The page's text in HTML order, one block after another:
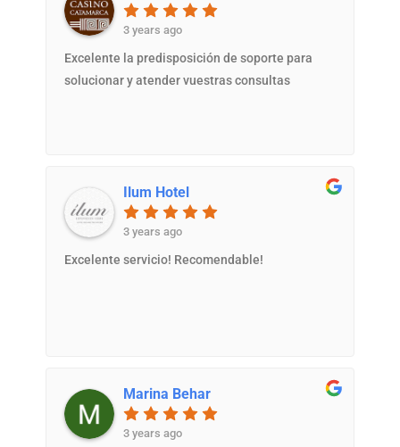
3 years ago
Excelente la predisposición de soporte para
solucionar y atender vuestras consultas
Ilum Hotel
3 years ago
Excelente servicio! Recomendable!
Marina Behar
3 years ago